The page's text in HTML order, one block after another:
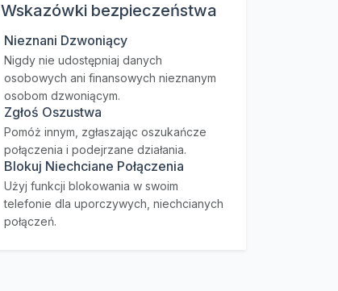
Wskazówki bezpieczeństwa
Nieznani Dzwoniący
Nigdy nie udostępniaj danych
osobowych ani finansowych nieznanym
osobom dzwoniącym.
Zgłoś Oszustwa
Pomóż innym, zgłaszając oszukańcze
połączenia i podejrzane działania.
Blokuj Niechciane Połączenia
Użyj funkcji blokowania w swoim
telefonie dla uporczywych, niechcianych
połączeń.